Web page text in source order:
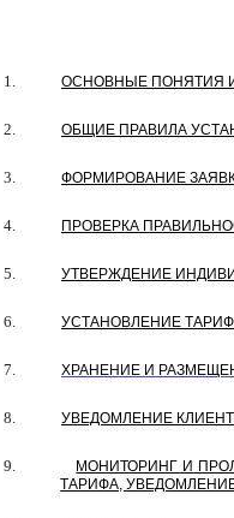
1. ОСНОВНЫЕ ПОНЯТИЯ
2. ОБЩИЕ ПРАВИЛА
3. ФОРМИРОВАНИЕ
4. ПРОВЕРКА
5. УТВЕРЖДЕНИЕ
6. УСТАНОВЛЕНИЕ
7. ХРАНЕНИЕ И
8. УВЕДОМЛЕНИЕ
9.
МОНИТОРИНГ И
ТАРИФА,